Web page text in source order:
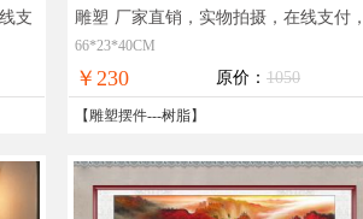
支
雕塑 厂家直销，实物拍摄，在线支付，
全国免邮
66*23*40CM
￥230 原价： 1050
【雕塑摆件---树脂】